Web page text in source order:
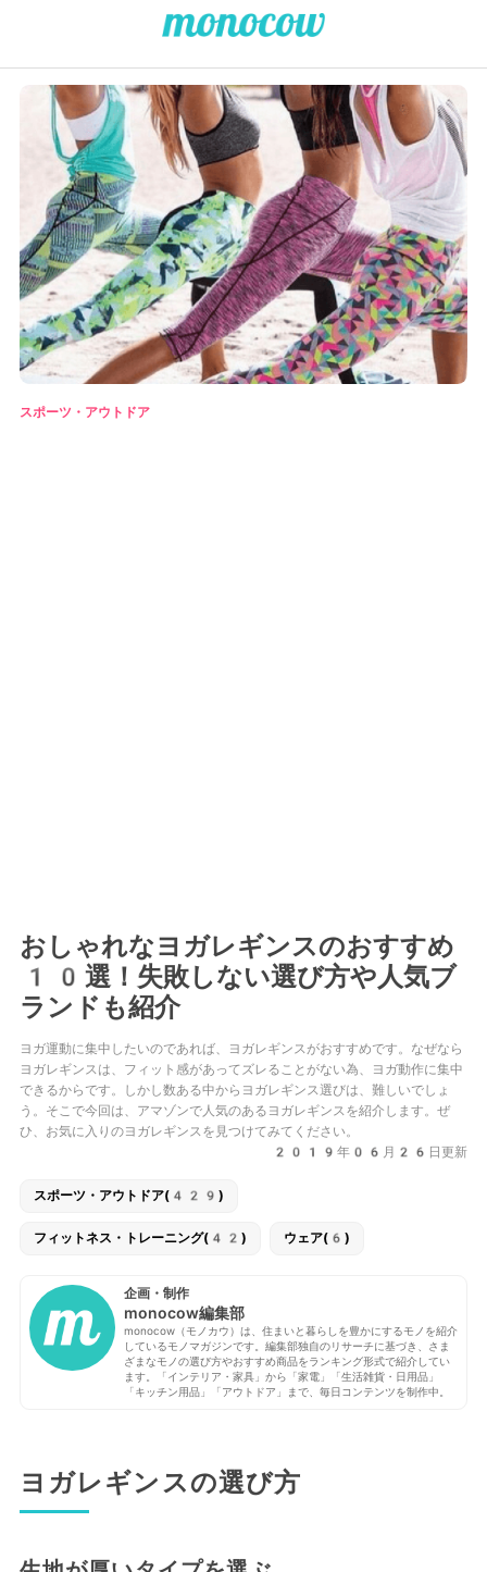
スポーツ・アウトドア
おしゃれなヨガレギンスのおすすめ
10選！失敗しない選び方や人気ブ
ランドも紹介
ヨガ運動に集中したいのであれば、ヨガレギンスがおすすめです。なぜなら
ヨガレギンスは、フィット感があってズレることがない為、ヨガ動作に集中
できるからです。しかし数ある中からヨガレギンス選びは、難しいでしょ
う。そこで今回は、アマゾンで人気のあるヨガレギンスを紹介します。ぜ
ひ、お気に入りのヨガレギンスを見つけてみてください。
2019年06月26日更新
スポーツ・アウトドア(429)
フィットネス・トレーニング(42) ウェア(6)
企画・制作
monocow編集部
monocow（モノカウ）は、住まいと暮らしを豊かにするモノを紹介
しているモノマガジンです。編集部独自のリサーチに基づき、さま
ざまなモノの選び方やおすすめ商品をランキング形式で紹介してい
ます。「インテリア・家具」から「家電」「生活雑貨・日用品」
「キッチン用品」「アウトドア」まで、毎日コンテンツを制作中。
ヨガレギンスの選び方